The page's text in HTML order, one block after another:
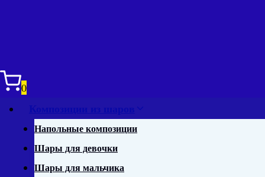
0
Композиции из шаров
Напольные композиции
Шары для девочки
Шары для мальчика